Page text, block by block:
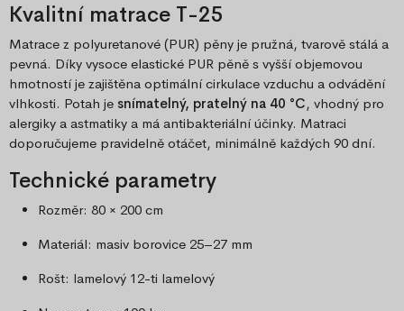
Kvalitní matrace T-25
Matrace z polyuretanové (PUR) pěny je pružná, tvarově stálá a
pevná. Díky vysoce elastické PUR pěně s vyšší objemovou
hmotností je zajištěna optimální cirkulace vzduchu a odvádění
vlhkosti. Potah je snímatelný, pratelný na 40 °C, vhodný pro
alergiky a astmatiky a má antibakteriální účinky. Matraci
doporučujeme pravidelně otáčet, minimálně každých 90 dní.
Technické parametry
Rozměr: 80 × 200 cm
Materiál: masiv borovice 25–27 mm
Rošt: lamelový 12-ti lamelový